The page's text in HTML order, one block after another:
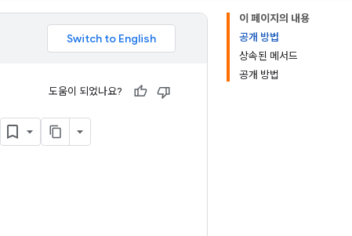
이 페이지의 내용
공개 방법
상속된 메서드
공개 방법
도움이 되었나요?